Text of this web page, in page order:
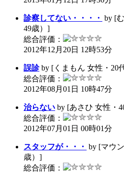
診察してない・・・・ by [
49歳）]
総合評価：
2012年12月20日 12時53分
誤診by [くまもん 女性・20
総合評価：
2012年08月01日 10時47分
治らない by [あさひ 女性・
総合評価：
2012年07月01日 00時01分
スタッフが・・・ by [マウ
歳）]
総合評価：